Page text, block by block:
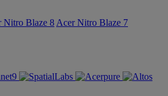
Nitro Blaze 8 Acer Nitro Blaze 7